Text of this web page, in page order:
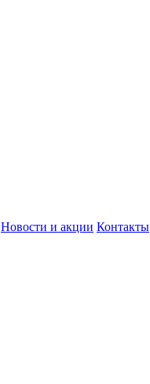
Новости и акции Контакты